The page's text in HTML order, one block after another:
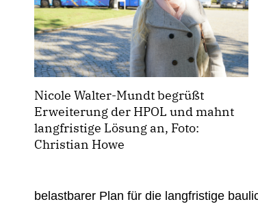
Nicole Walter-Mundt begrüßt
Erweiterung der HPOL und mahnt
langfristige Lösung an, Foto:
Christian Howe
belastbarer Plan für die langfristige